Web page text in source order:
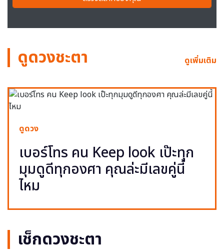
ดูดวงชะตา ดูเพิ่มเติม
ดูดวง
เบอร์โทร คน Keep look เป๊ะทุก
มุมดูดีทุกองศา คุณล่ะมีเลขคู่นี้
ไหม
เช็กดวงชะตา